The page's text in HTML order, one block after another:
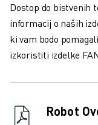
Dostop do bistvenih
informacij o naših
ki vam bodo
izkoristiti izdelke
Robot